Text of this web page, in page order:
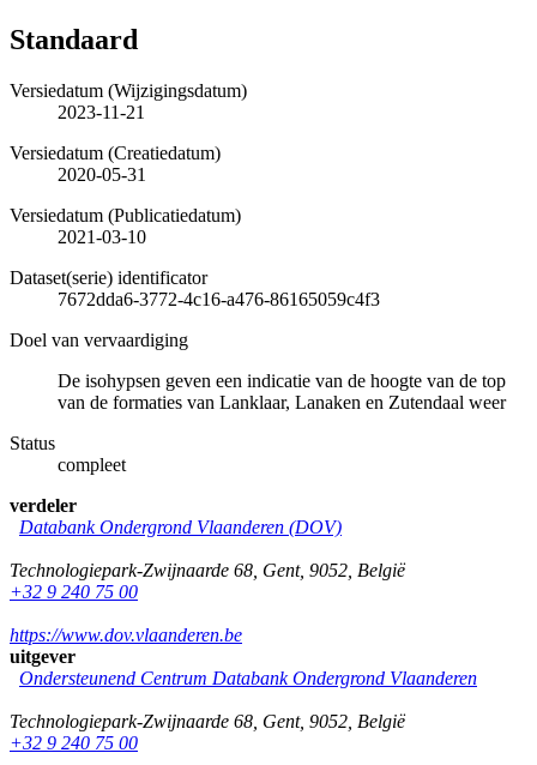
Standaard
Versiedatum (Wijzigingsdatum)
2023-11-21
Versiedatum (Creatiedatum)
2020-05-31
Versiedatum (Publicatiedatum)
2021-03-10
Dataset(serie) identificator
7672dda6-3772-4c16-a476-86165059c4f3
Doel van vervaardiging
De isohypsen geven een indicatie van de hoogte van de top
van de formaties van Lanklaar, Lanaken en Zutendaal weer
Status
compleet
verdeler
Databank Ondergrond Vlaanderen (DOV)
Technologiepark-Zwijnaarde 68 Gent, 9052 België
+32 9 240 75 00
https://www.dov.vlaanderen.be
uitgever
Ondersteunend Centrum Databank Ondergrond Vlaanderen
Technologiepark-Zwijnaarde 68 Gent, 9052 België
+32 9 240 75 00